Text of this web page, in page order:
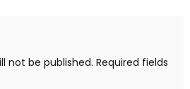
not be published. Required fields